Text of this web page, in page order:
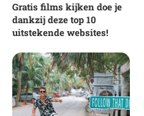
Gratis films kijken doe je
dankzij deze top 10
uitstekende websites!